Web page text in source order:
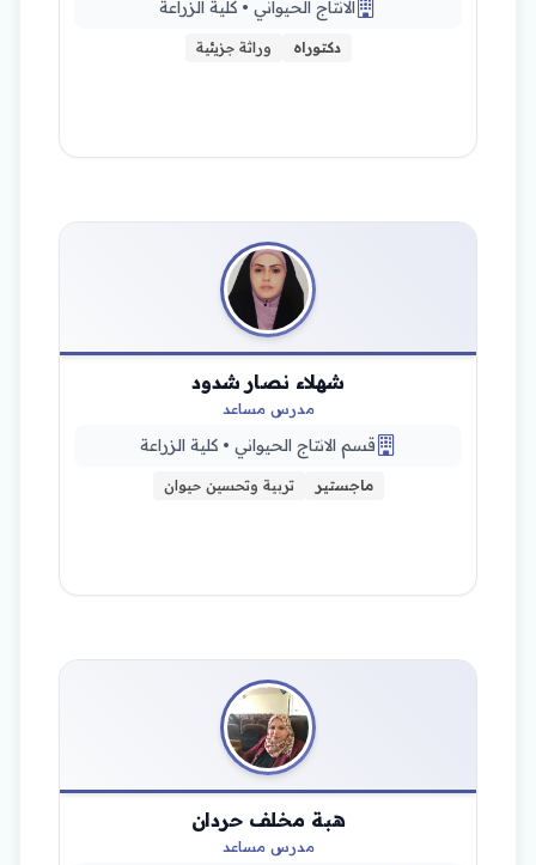
الانتاج الحيواني • كلية الزراعة
دكتوراه وراثة جزيئية
شهلاء نصار شدود
مدرس مساعد
قسم الانتاج الحيواني • كلية الزراعة
ماجستير تربية وتحسين حيوان
هبة مخلف حردان
مدرس مساعد